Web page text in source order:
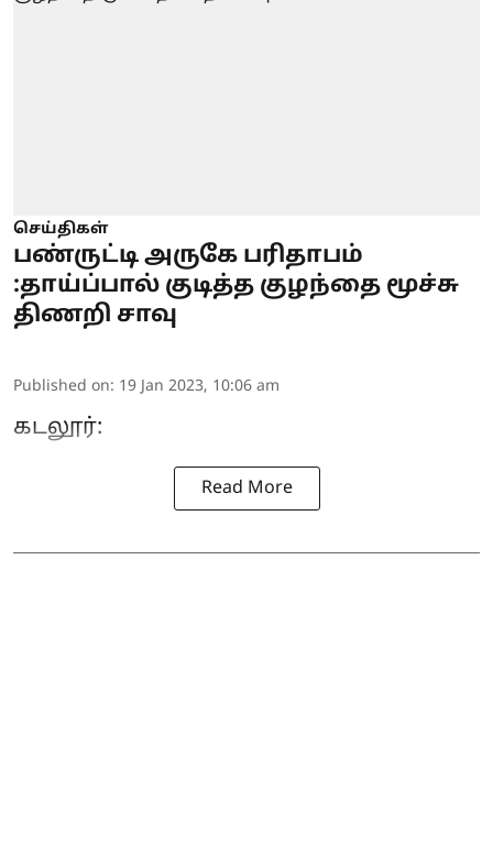
செய்திகள்
பண்ருட்டி அருகே பரிதாபம்
:தாய்ப்பால் குடித்த குழந்தை மூச்சு
திணறி சாவு
Published on: 19 Jan 2023, 10:06 am
கடலூர்:
Read More